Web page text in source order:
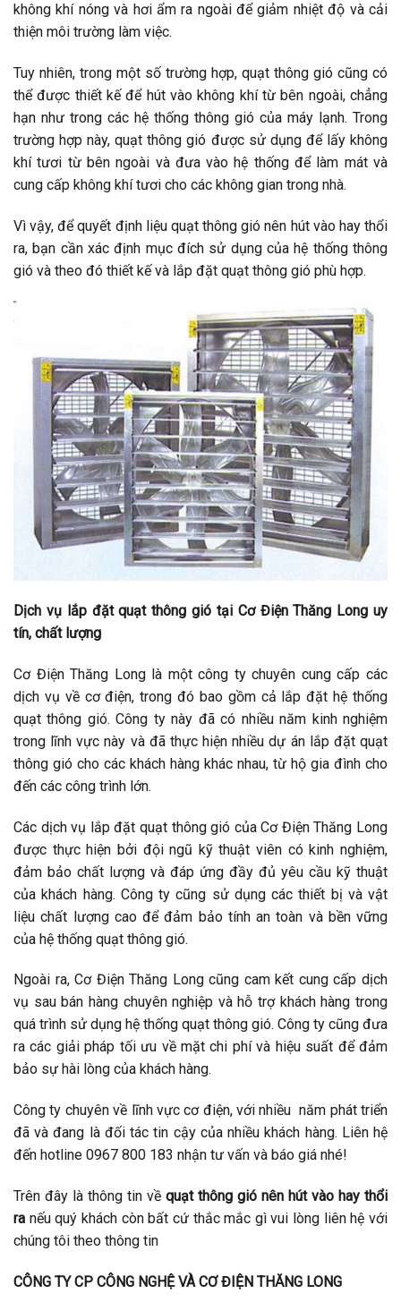
không khí nóng và hơi ẩm ra ngoài để giảm nhiệt độ và cải
thiện môi trường làm việc.
Tuy nhiên, trong một số trường hợp, quạt thông gió cũng có
thể được thiết kế để hút vào không khí từ bên ngoài, chẳng
hạn như trong các hệ thống thông gió của máy lạnh. Trong
trường hợp này, quạt thông gió được sử dụng để lấy không
khí tươi từ bên ngoài và đưa vào hệ thống để làm mát và
cung cấp không khí tươi cho các không gian trong nhà.
Vì vậy, để quyết định liệu quạt thông gió nên hút vào hay thổi
ra, bạn cần xác định mục đích sử dụng của hệ thống thông
gió và theo đó thiết kế và lắp đặt quạt thông gió phù hợp.
Dịch vụ lắp đặt quạt thông gió tại Cơ Điện Thăng Long uy
tín, chất lượng
Cơ Điện Thăng Long là một công ty chuyên cung cấp các
dịch vụ về cơ điện, trong đó bao gồm cả lắp đặt hệ thống
quạt thông gió. Công ty này đã có nhiều năm kinh nghiệm
trong lĩnh vực này và đã thực hiện nhiều dự án lắp đặt quạt
thông gió cho các khách hàng khác nhau, từ hộ gia đình cho
đến các công trình lớn.
Các dịch vụ lắp đặt quạt thông gió của Cơ Điện Thăng Long
được thực hiện bởi đội ngũ kỹ thuật viên có kinh nghiệm,
đảm bảo chất lượng và đáp ứng đầy đủ yêu cầu kỹ thuật
của khách hàng. Công ty cũng sử dụng các thiết bị và vật
liệu chất lượng cao để đảm bảo tính an toàn và bền vững
của hệ thống quạt thông gió.
Ngoài ra, Cơ Điện Thăng Long cũng cam kết cung cấp dịch
vụ sau bán hàng chuyên nghiệp và hỗ trợ khách hàng trong
quá trình sử dụng hệ thống quạt thông gió. Công ty cũng đưa
ra các giải pháp tối ưu về mặt chi phí và hiệu suất để đảm
bảo sự hài lòng của khách hàng.
Công ty chuyên về lĩnh vực cơ điện, với nhiều năm phát triển
đã và đang là đối tác tin cậy của nhiều khách hàng. Liên hệ
đến hotline 0967 800 183 nhận tư vấn và báo giá nhé!
Trên đây là thông tin về quạt thông gió nên hút vào hay thổi
ra nếu quý khách còn bất cứ thắc mắc gì vui lòng liên hệ với
chúng tôi theo thông tin
CÔNG TY CP CÔNG NGHỆVÀCƠ ĐIỆN THĂNG LONG